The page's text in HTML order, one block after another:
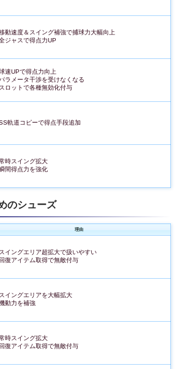
移動速度＆スイング補強で捕球力大幅向上
全ジャスで得点力UP
球速UPで得点力向上
パラメータ干渉を受けなくなる
スロットで各種無効化付与
SS軌道コピーで得点手段追加
常時スイング拡大
瞬間得点力を強化
のシューズ
理由
スイングエリア超拡大で扱いやすい
回復アイテム取得で無敵付与
スイングエリアを大幅拡大
動力を補強
常時スイング拡大
回復アイテム取得で無敵付与